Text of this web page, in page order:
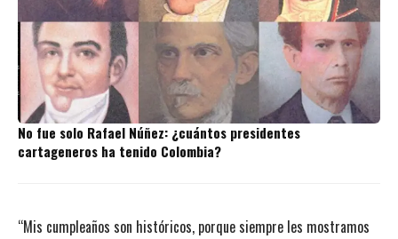
No fue solo Rafael Núñez: ¿cuántos presidentes
cartageneros ha tenido Colombia?
“Mis cumpleaños son históricos, porque siempre les mostramos